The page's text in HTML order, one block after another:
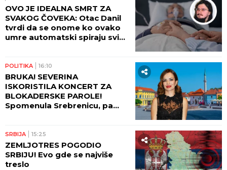
OVO JE IDEALNA SMRT ZA
SVAKOG ČOVEKA: Otac Danil
tvrdi da se onome ko ovako
umre automatski spiraju svi
POLITIKA 16:10
BRUKA! SEVERINA
ISKORISTILA KONCERT ZA
BLOKADERSKE PAROLE!
Spomenula Srebrenicu, pa
SRBIJA 15:25
ZEMLJOTRES POGODIO
SRBIJU! Evo gde se najviše
treslo